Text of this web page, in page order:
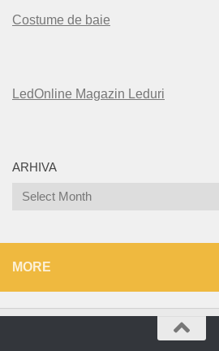
Costume de baie
LedOnline Magazin Leduri
ARHIVA
Arhiva
MORE